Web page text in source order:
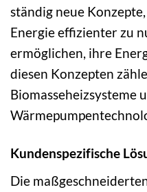
ständig neue
Energie effizienter zu
ermöglichen, ihre
diesen Konzepten
Biomasseheizsysteme
Kundenspezifische
Die